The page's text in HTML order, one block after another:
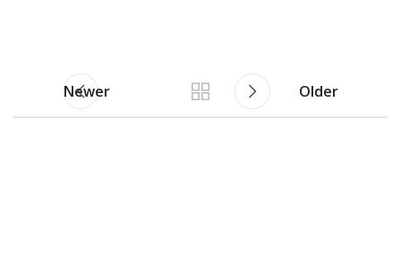
Newer Older